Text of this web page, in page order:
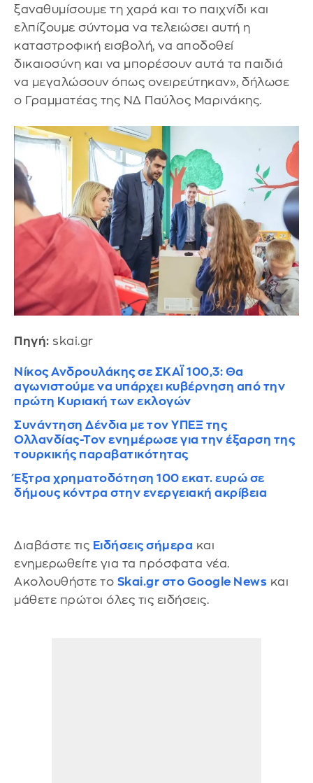
ξαναθυμίσουμε τη χαρά και το παιχνίδι και
ελπίζουμε σύντομα να τελειώσει αυτή η
καταστροφική εισβολή, να αποδοθεί
δικαιοσύνη και να μπορέσουν αυτά τα παιδιά
να μεγαλώσουν όπως ονειρεύτηκαν», δήλωσε
ο Γραμματέας της ΝΔ Παύλος Μαρινάκης.
Πηγή: skai.gr
Νίκος Ανδρουλάκης σε ΣΚΑΪ 100,3: Θα
αγωνιστούμε να υπάρχει κυβέρνηση από την
πρώτη Κυριακή των εκλογών
Συνάντηση Δένδια με τον ΥΠΕΞ της
Ολλανδίας-Τον ενημέρωσε για την έξαρση της
τουρκικής παραβατικότητας
Έξτρα χρηματοδότηση 100 εκατ. ευρώ σε
δήμους κόντρα στην ενεργειακή ακρίβεια
Διαβάστε τις Ειδήσεις σήμερα και
ενημερωθείτε για τα πρόσφατα νέα.
Ακολουθήστε το Skai.gr στο Google News και
μάθετε πρώτοι όλες τις ειδήσεις.